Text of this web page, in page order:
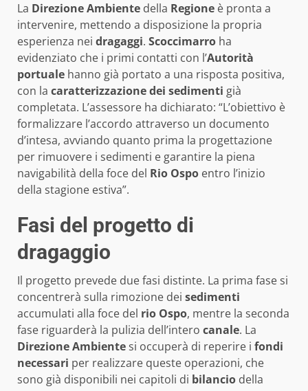
La Direzione Ambiente della Regione è pronta a
intervenire, mettendo a disposizione la propria
esperienza nei dragaggi. Scoccimarro ha
evidenziato che i primi contatti con l’Autorità
portuale hanno già portato a una risposta positiva,
con la caratterizzazione dei sedimenti già
completata. L’assessore ha dichiarato: “L’obiettivo è
formalizzare l’accordo attraverso un documento
d’intesa, avviando quanto prima la progettazione
per rimuovere i sedimenti e garantire la piena
navigabilità della foce del Rio Ospo entro l’inizio
della stagione estiva”.
Fasi del progetto di
dragaggio
Il progetto prevede due fasi distinte. La prima fase si
concentrerà sulla rimozione dei sedimenti
accumulati alla foce del rio Ospo, mentre la seconda
fase riguarderà la pulizia dell’intero canale. La
Direzione Ambientesi occuperà di reperire i fondi
necessari per realizzare queste operazioni, che
sono già disponibili nei capitoli di bilancio della